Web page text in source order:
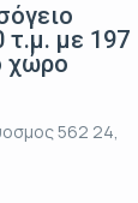
τ.μ. με 197
χώρο
562 24,